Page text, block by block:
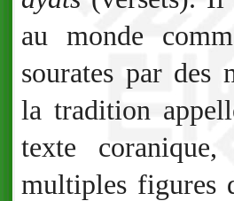
au monde
sourates par des
la tradition
texte
multiples figures